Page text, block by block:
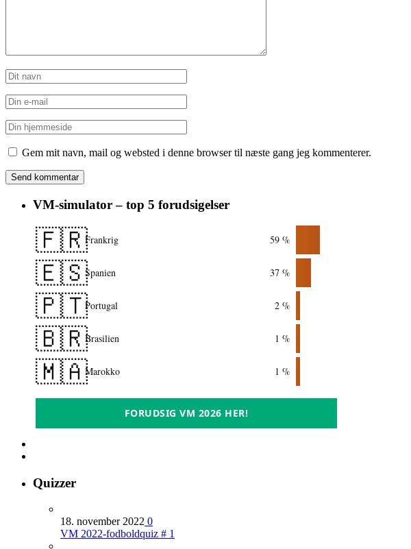
Gem mit navn, mail og websted i denne browser til næste gang jeg kommenterer.
VM-simulator – top 5 forudsigelser
🇫🇷Frankrig 59 %
🇪🇸Spanien 37 %
🇵🇹Portugal 2 %
🇧🇷Brasilien 1 %
🇲🇦Marokko 1 %
FORUDSIG VM 2026 HER!
Quizzer
18. november 2022 0
VM 2022-fodboldquiz # 1